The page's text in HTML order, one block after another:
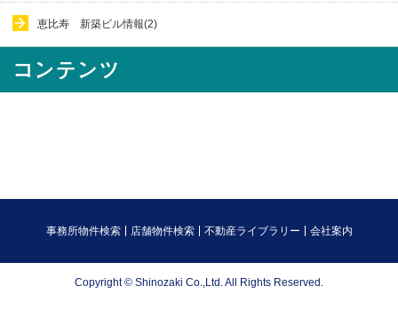
恵比寿 新築ビル情報(2)
事務所物件検索 店舗物件検索 不動産ライブラリー 会社案内
Copyright © Shinozaki Co.,Ltd. All Rights Reserved.